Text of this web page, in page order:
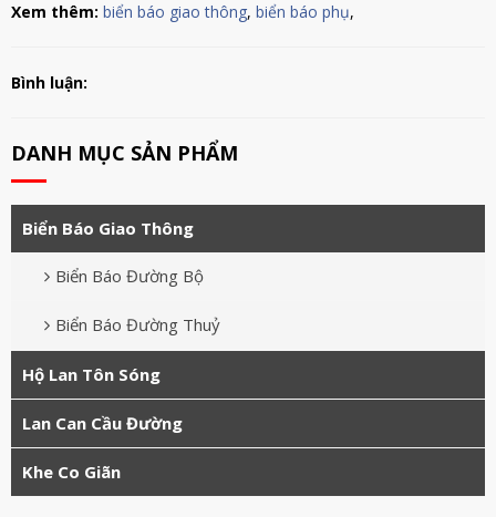
Xem thêm: biển báo giao thông, biển báo phụ,
Bình luận:
DANH MỤC SẢN PHẨM
Biển Báo Giao Thông
Biển Báo Đường Bộ
Biển Báo Đường Thuỷ
Hộ Lan Tôn Sóng
Lan Can Cầu Đường
Khe Co Giãn